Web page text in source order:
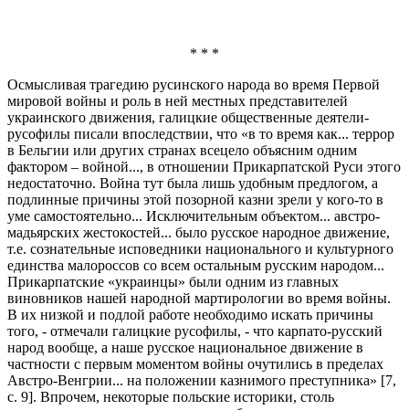
* * *
Осмысливая трагедию русинского народа во время Первой
мировой войны и роль в ней местных представителей
украинского движения, галицкие общественные деятели-
русофилы писали впоследствии, что «в то время как... террор
в Бельгии или других странах всецело объясним одним
фактором – войной..., в отношении Прикарпатской Руси этого
недостаточно. Война тут была лишь удобным предлогом, а
подлинные причины этой позорной казни зрели у кого-то в
уме самостоятельно... Исключительным объектом... австро-
мадьярских жестокостей... было русское народное движение,
т.е. сознательные исповедники национального и культурного
единства малороссов со всем остальным русским народом...
Прикарпатские «украинцы» были одним из главных
виновников нашей народной мартирологии во время войны.
В их низкой и подлой работе необходимо искать причины
того, - отмечали галицкие русофилы, - что карпато-русский
народ вообще, а наше русское национальное движение в
частности с первым моментом войны очутились в пределах
Австро-Венгрии... на положении казнимого преступника» [7,
с. 9]. Впрочем, некоторые польские историки, столь